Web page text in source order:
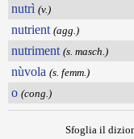
nutrì (v.)
nutrient (agg.)
nutriment (s. masch.)
nùvola (s. femm.)
o (cong.)
Sfoglia il